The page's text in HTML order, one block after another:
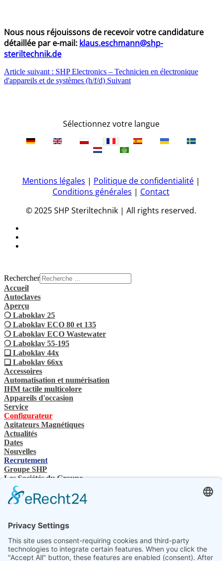
Nous nous réjouissons de recevoir votre candidature
détaillée par e-mail: klaus.eschmann@shp-
steriltechnik.de
Article suivant : SHP Electronics – Technicien en électronique
d'appareils et de systèmes (h/f/d) Suivant
Sélectionnez votre langue
Mentions légales | Politique de confidentialité|
Conditions générales | Contact
© 2025 SHP Steriltechnik | All rights reserved.
Rechercher
Accueil
Autoclaves
Aperçu
❍ Laboklav 25
❍ Laboklav ECO 80 et 135
❍ Laboklav ECO Wastewater
❍ Laboklav 55-195
❏ Laboklav 44x
❏ Laboklav 66xx
Accessoires
Automatisation et numérisation
IHM tactile multicolore
Appareils d'occasion
Service
Configurateur
Agitateurs Magnétiques
Actualités
Dates
Nouvelles
Recrutement
Groupe SHP
Les Sociétés du Groupe
Contacts
Nous contactez
Revendeurs spécialisés
Téléchargements SHP
Sélectionnez votre langue